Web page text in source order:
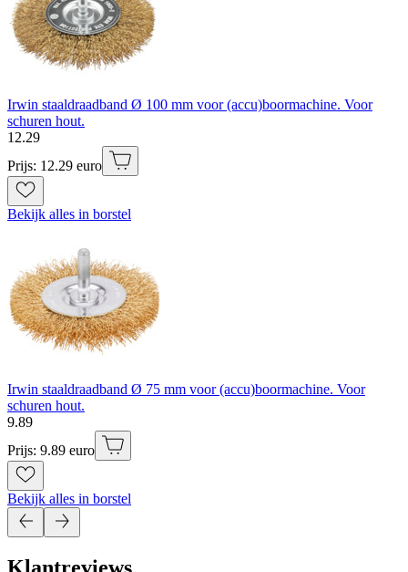
Irwin staaldraadband Ø 100 mm voor (accu)boormachine. Voor
schuren hout.
12.29
Prijs: 12.29 euro
Bekijk alles in borstel
Irwin staaldraadband Ø 75 mm voor (accu)boormachine. Voor
schuren hout.
9.89
Prijs: 9.89 euro
Bekijk alles in borstel